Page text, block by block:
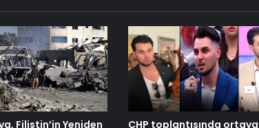
Filistin’in Yeniden
CHP toplantısında ortaya